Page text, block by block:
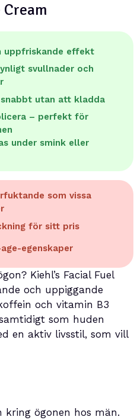
uppfriskande effekt
svullnader och
utan att kladda
– perfekt för
under smink eller
som vissa
för sitt pris
egenskaper
Kiehl’s Facial Fuel
och uppiggande
och vitamin B3
som huden
en aktiv livsstil, som vill
kring ögonen hos män.